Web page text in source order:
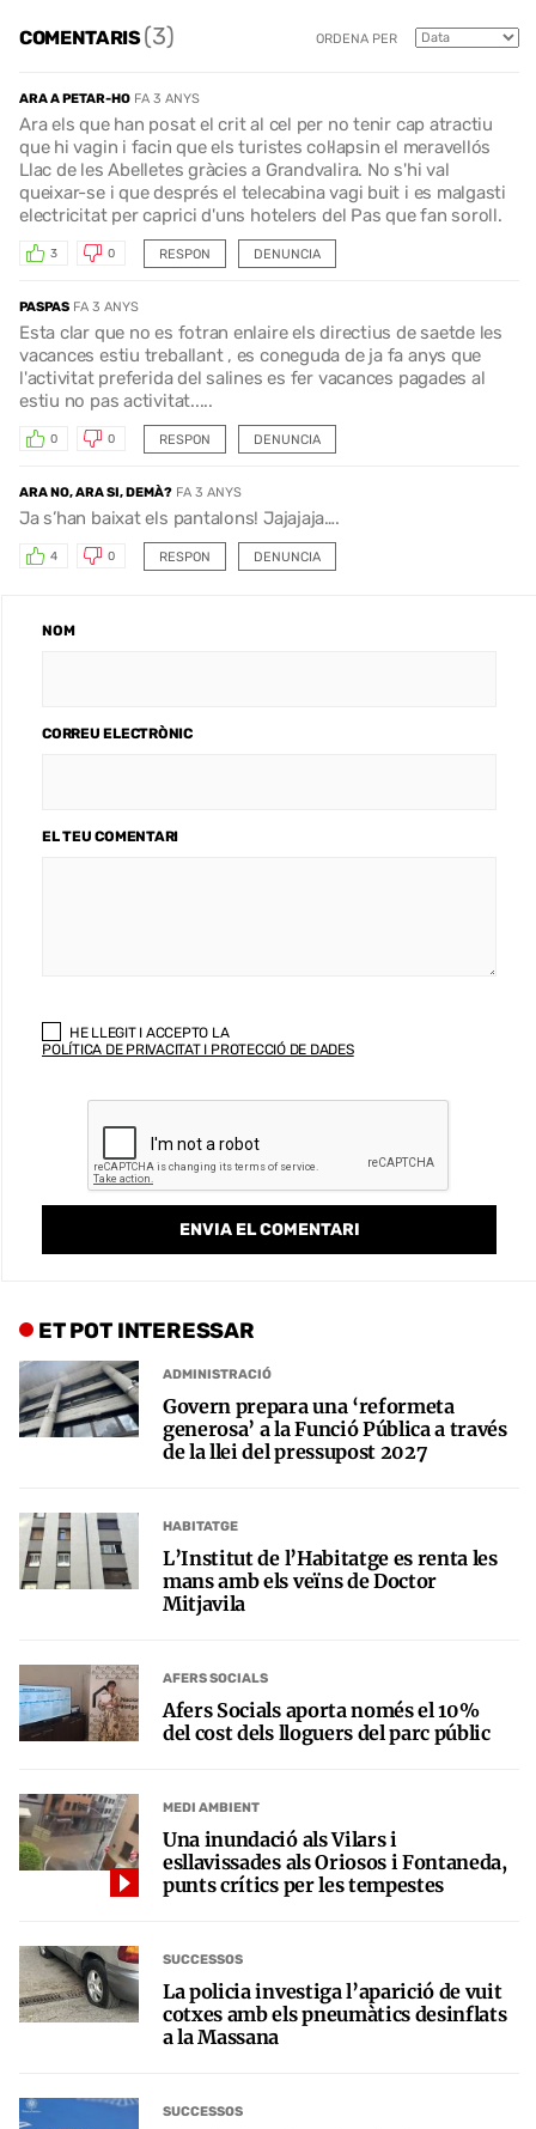
COMENTARIS(3) ORDENA PER
ARA A PETAR-HO FA 3 ANYS
Ara els que han posat el crit al cel per no tenir cap atractiu
que hi vagin i facin que els turistes col·lapsin el meravellós
Llac de les Abelletes gràcies a Grandvalira. No s'hi val
queixar-se i que després el telecabina vagi buit i es malgasti
electricitat per caprici d'uns hotelers del Pas que fan soroll.
RESPON
3 0 DENUNCIA
PASPAS FA 3 ANYS
Esta clar que no es fotran enlaire els directius de saetde les
vacances estiu treballant , es coneguda de ja fa anys que
l'activitat preferida del salines es fer vacances pagades al
estiu no pas activitat.....
RESPON
0 0 DENUNCIA
ARA NO, ARA SI, DEMÀ? FA 3 ANYS
Ja s’han baixat els pantalons! Jajajaja….
RESPON
4 0 DENUNCIA
NOM
CORREU ELECTRÒNIC
EL TEU COMENTARI
HE LLEGIT I ACCEPTO LA
POLÍTICA DE PRIVACITAT I PROTECCIÓ DE DADES
ET POT INTERESSAR
ADMINISTRACIÓ
Govern prepara una ‘reformeta
generosa’ a la Funció Pública a través
de la llei del pressupost 2027
HABITATGE
L’Institut de l’Habitatge es renta les
mans amb els veïns de Doctor
Mitjavila
AFERS SOCIALS
Afers Socials aporta només el 10%
del cost dels lloguers del parc públic
MEDI AMBIENT
Una inundació als Vilars i
esllavissades als Oriosos i Fontaneda,
punts crítics per les tempestes
SUCCESSOS
La policia investiga l’aparició de vuit
cotxes amb els pneumàtics desinflats
a la Massana
SUCCESSOS